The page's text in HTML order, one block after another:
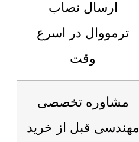
ارسال نصاب
ترمووال در اسرع
وقت
مشاوره تخصصی
مهندسی قبل از خرید